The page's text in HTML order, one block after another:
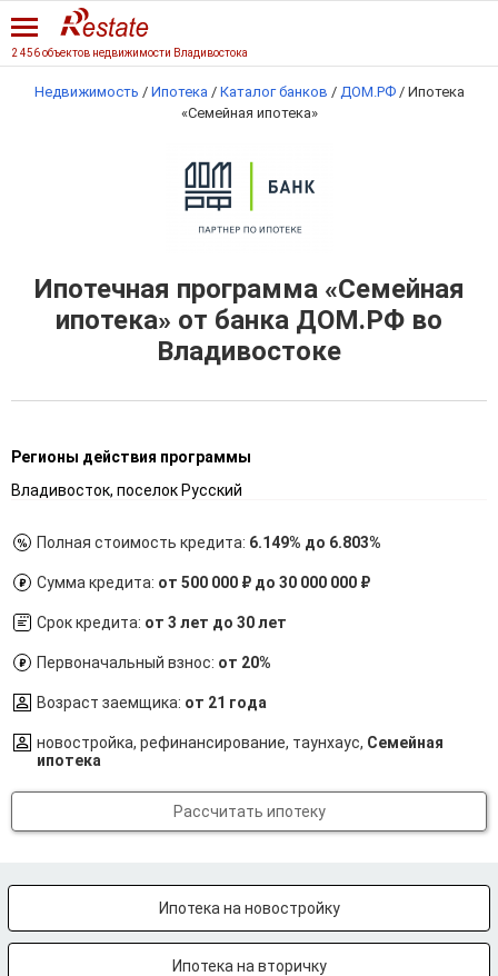
2 456 объектов недвижимости Владивостока
Недвижимость / Ипотека / Каталог банков / ДОМ.РФ / Ипотека
«Семейная ипотека»
Ипотечная программа «Семейная
ипотека» от банка ДОМ.РФ во
Владивостоке
Регионы действия программы
Владивосток, поселок Русский
Полная стоимость кредита: 6.149% до 6.803%
Сумма кредита: от 500 000 ₽ до 30 000 000 ₽
Срок кредита: от 3 лет до 30 лет
Первоначальный взнос: от 20%
Возраст заемщика: от 21 года
новостройка, рефинансирование, таунхаус, Семейная
ипотека
Рассчитать ипотеку
Ипотека на новостройку
Ипотека на вторичку